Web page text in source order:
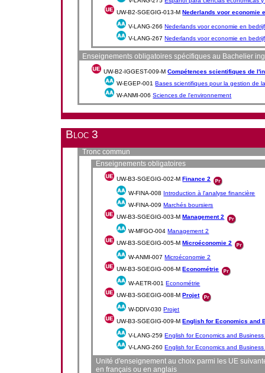
UW-B2-SGEGIG-013-MNederlands voor economie
V-LANG-266Nederlands voor economie en
V-LANG-267Nederlands voor economie en
Enseignements obligatoires spécifiques au Bachelier
UW-B2-IGGEST-009-MCompétences scientifiques de
W-EGEP-001Bases scientifiques pour la gestion de
W-ANMI-006Sciences de l'environnement
Bloc 3
Tronc commun
Enseignements obligatoires
UW-B3-SGEGIG-002-MFinance 2
W-FINA-008 Introduction à l'analyse financière
W-FINA-009Marchés boursiers
UW-B3-SGEGIG-003-MManagement 2
W-MFGO-004Management 2
UW-B3-SGEGIG-005-MMicroéconomie 2
W-ANMI-007Microéconomie 2
UW-B3-SGEGIG-006-MEconométrie
W-AETR-001Econométrie
UW-B3-SGEGIG-008-MProjet
W-DDIV-030Projet
UW-B3-SGEGIG-009-MEnglish for Economics and
V-LANG-259English for Economics and
V-LANG-260English for Economics and
Unité d'enseignement au choix parmi les UE
en français ou en anglais